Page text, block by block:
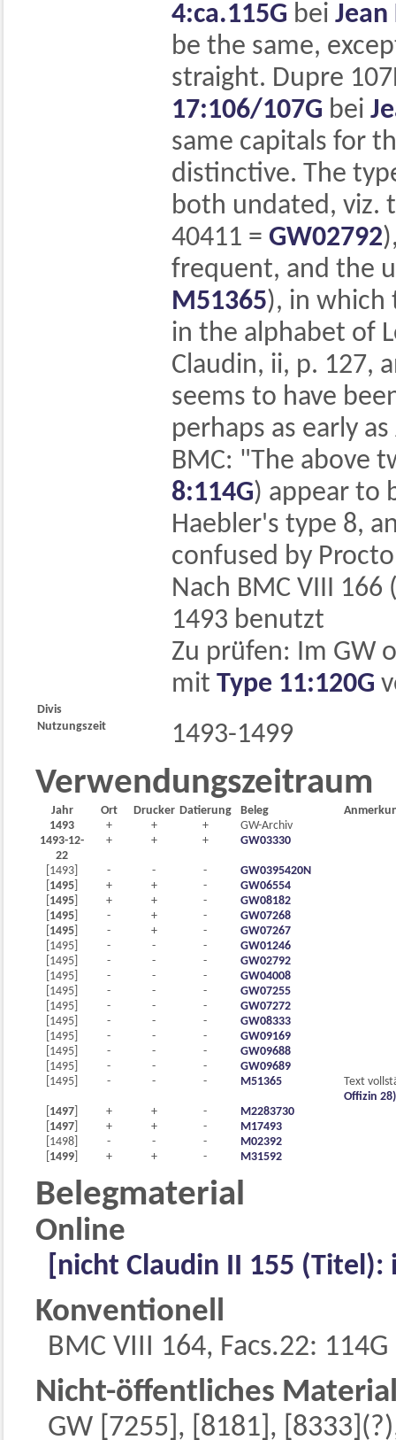
4:ca.115G bei
be the same,
straight. Dupre
17:106/107G bei
same capitals for
distinctive. The
both undated, viz.
40411 = GW02792
frequent, and the
M51365), in which
in the alphabet of
Claudin, ii, p. 127,
seems to have
perhaps as early
BMC: "The above
8:114G) appear to
Haebler's type 8,
confused by
Nach BMC VIII 166
1493 benutzt
Zu prüfen: Im GW
mit Type 11:120G
Divis
Nutzungszeit
1493-1499
Verwendungszeitraum
Jahr Ort Drucker Datierung Beleg
1493
+ + +
GW-Archiv
1493-12-
22
+ + + GW03330
[1493] - - -
GW0395420N
1495 + + -
GW06554
1495 + + -
GW08182
1495 - + -
GW07268
1495 - + -
GW07267
[1495]
- - -
GW01246
[1495]
- - -
GW02792
[1495]
- - -
GW04008
[1495]
- - -
GW07255
[1495]
- - -
GW07272
[1495]
- - -
GW08333
[1495]
- - -
GW09169
[1495]
- - -
GW09688
[1495]
- - -
GW09689
[1495]
- - - M51365
Text
Offizin 28)
1497 + + -
M2283730
1497 + + -
M17493
[1498]
- - -
M02392
1499 + + - M31592
Belegmaterial
Online
[nicht Claudin II 155 (Titel):
Konventionell
BMC VIII 164, Facs.22:
Nicht-öffentliches
GW [7255], [8181],